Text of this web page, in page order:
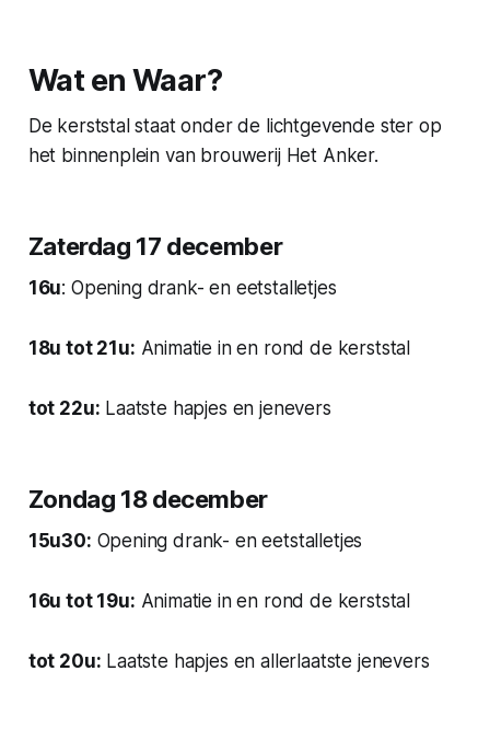
Wat en Waar?
De kerststal staat onder de lichtgevende ster op
het binnenplein van brouwerij Het Anker.
Zaterdag 17 december
16u: Opening drank- en eetstalletjes
18u tot 21u: Animatie in en rond de kerststal
tot 22u: Laatste hapjes en jenevers
Zondag 18 december
15u30: Opening drank- en eetstalletjes
16u tot 19u: Animatie in en rond de kerststal
tot 20u: Laatste hapjes en allerlaatste jenevers